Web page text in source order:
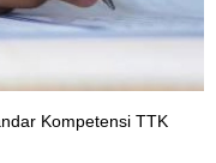
Kompetensi TTK